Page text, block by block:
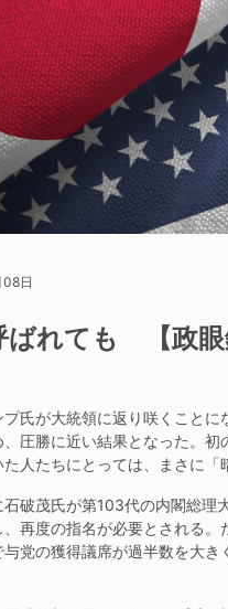
日
ばれても 【政
氏が大統領に返り咲くこと
圧勝に近い結果となった。
人たちにとっては、まさに「
破茂氏が第103代の内閣総理
再度の指名が必要とされる
党の獲得議席が過半数を大